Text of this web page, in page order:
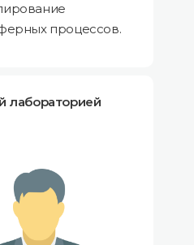
процессов.
лабораторией